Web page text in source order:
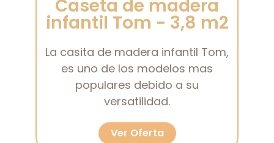
Caseta de madera
infantil Tom - 3,8 m2
La casita de madera infantil Tom,
es uno de los modelos mas
populares debido a su
versatilidad.
Ver Oferta